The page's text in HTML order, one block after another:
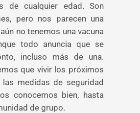
de cualquier edad. Son
pero nos parecen una
no tenemos una vacuna
todo anuncia que se
incluso más de una.
que vivir los próximos
medidas de seguridad
conocemos bien, hasta
de grupo.